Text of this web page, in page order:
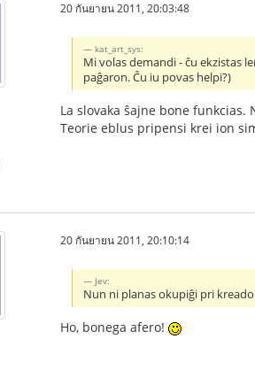
20 กันยายน 2011, 20:03:48
kat_art_sys:
Mi volas demandi - ĉu ekzistas
paĝaron. Ĉu iu povas helpi?)
La slovaka ŝajne bone
Teorie eblus pripensi krei ion
20 กันยายน 2011, 20:10:14
Jev:
Nun ni planas okupiĝi pri
Ho, bonega afero!